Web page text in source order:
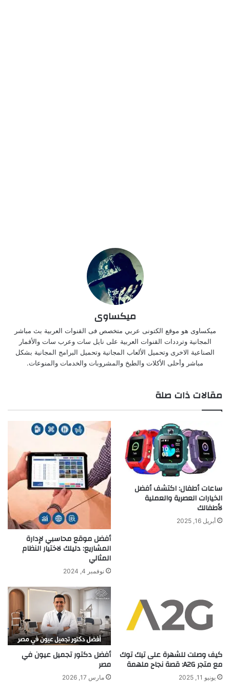
ميكساوى
ميكساوى هو موقع الكتونى عربي متخصص فى القنوات العربية بث مباشر
المجانية وترددات القنوات العربية على نايل سات وعرب سات والأقمار
الصناعية الاخرى وتحميل الألعاب المجانية وتحميل البرامج المجانية بشكل
مباشر وأحلى الأكلات والطبخ والمشروبات والخدمات والمنوعات.
مقالات ذات صلة
ساعات أطفال: اكتشف أفضل
الخيارات العصرية والعملية
لأطفالك
أبريل 16, 2025
أفضل موقع محاسبي لإدارة
المشاريع: دليلك لاختيار النظام
المثالي
نوفمبر 4, 2024
كيف وصلت للشهرة على تيك توك
مع متجر A2G: قصة نجاح ملهمة
يونيو 11, 2025
أفضل دكتور تجميل عيون في
مصر
مارس 17, 2026